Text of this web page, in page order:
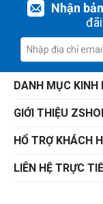
Nhận
DANH MỤC KINH
GIỚI THIỆU
HỔ TRỢ KHÁCH
LIÊN HỆ TRỰC